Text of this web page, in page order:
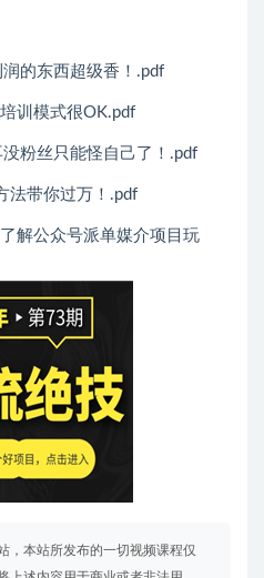
的东西超级香！.pdf
训模式很OK.pdf
粉丝只能怪自己了！.pdf
法带你过万！.pdf
解公众号派单媒介项目玩
，本站所发布的一切视频课程仅